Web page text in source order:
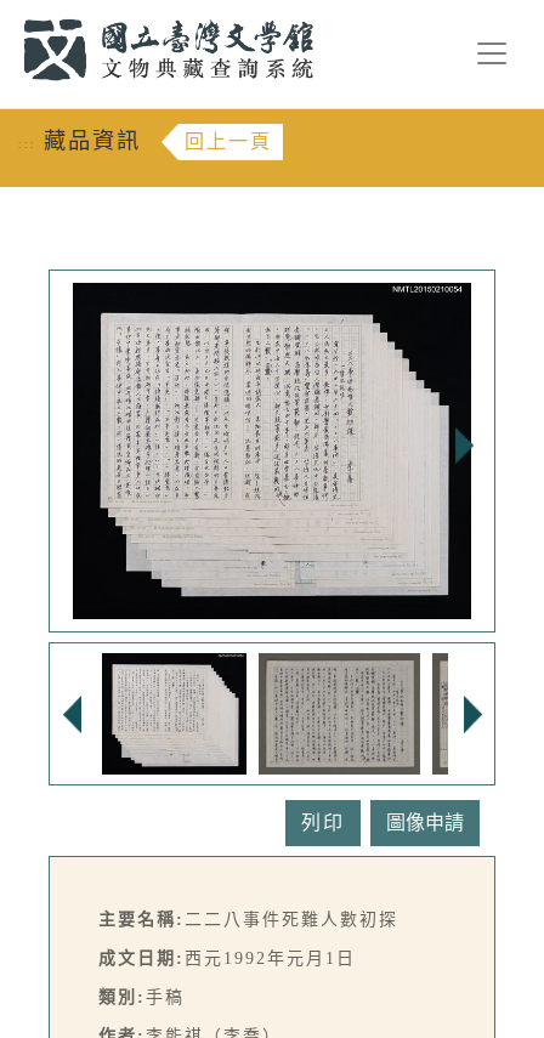
::: 藏品資訊 回上一頁
列印
主要名稱: 二二八事件死難人數初探
成文日期: 西元1992年元月1日
類別: 手稿